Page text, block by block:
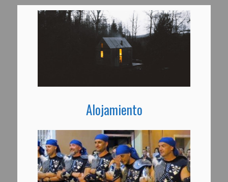
Alojamiento